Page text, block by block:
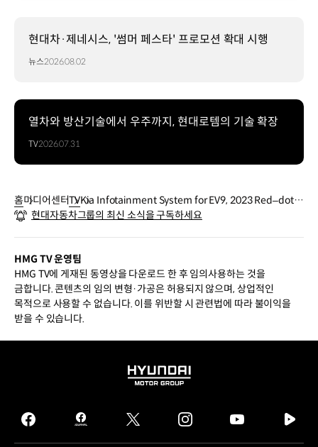
현대차·제네시스, '썸머 페스타' 프로모션 확대 시행
뉴스2026.08.02
열차와 방산기술에서 우주까지, 현대로템의 기술 확장
TV2026.07.31
홈미디어센터TVKia Infotainment System for EV9, 2023 Red–dot D
ESIGN AWARD 수상｜기아
현대자동차그룹의 최신 소식을 구독하세요
HMG TV 운영팀
HMG TV에 게재된 동영상을 다운로드 한 후 임의사용하는 것을
금합니다. 콘텐츠의 임의 변형·가공은 허용되지 않으며, 상업적인
목적으로 사용할 수 없습니다. 이를 위반할 시 관련법에 따라 불이익을
받을 수 있습니다.
HYUNDAI
GROUP
facebook
hmg
journal
twitter instagram
tv